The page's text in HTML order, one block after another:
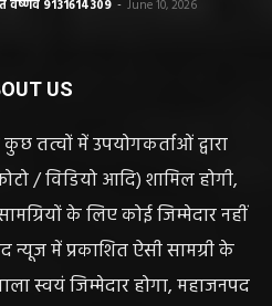
वैष्णव 9131614309 - June 10, 2026
US
तत्वों में उपयोगकर्ताओं द्वारा
/ विडियो आदि) शामिल होगी,
के लिए कोई जिम्मेदार नहीं
न्यूज में प्रकाशित ऐसी सामग्री के
स्वयं जिम्मेदार होगा, महाजनपद